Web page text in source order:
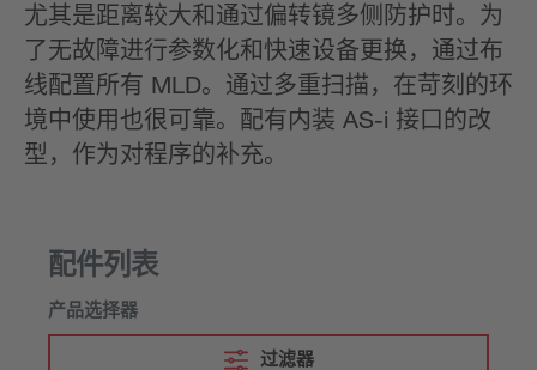
尤其是距离较大和通过偏转镜多侧防护时。为
了无故障进行参数化和快速设备更换，通过布
线配置所有 MLD。通过多重扫描，在苛刻的环
境中使用也很可靠。配有内装 AS-i 接口的改
型，作为对程序的补充。
配件列表
产品选择器
过滤器